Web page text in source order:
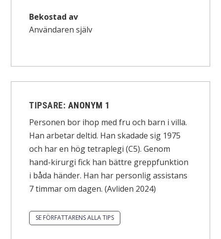
Bekostad av
Användaren själv
TIPSARE: ANONYM 1
Personen bor ihop med fru och barn i villa.
Han arbetar deltid. Han skadade sig 1975
och har en hög tetraplegi (C5). Genom
hand-kirurgi fick han bättre greppfunktion
i båda händer. Han har personlig assistans
7 timmar om dagen. (Avliden 2024)
SE FÖRFATTARENS ALLA TIPS